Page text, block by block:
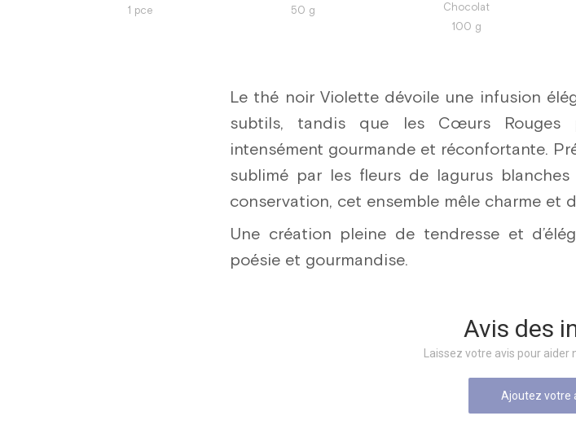
1 pce
50 g
Chocolat
100 g
Le thé noir Violette dévoile une infusion
subtils, tandis que les Cœurs Rouges
intensément gourmande et réconfortante.
sublimé par les fleurs de lagurus
conservation, cet ensemble mêle charme et
Une création pleine de tendresse et
poésie et gourmandise.
Avis des
Laissez votre avis pour aider
Ajoutez votre